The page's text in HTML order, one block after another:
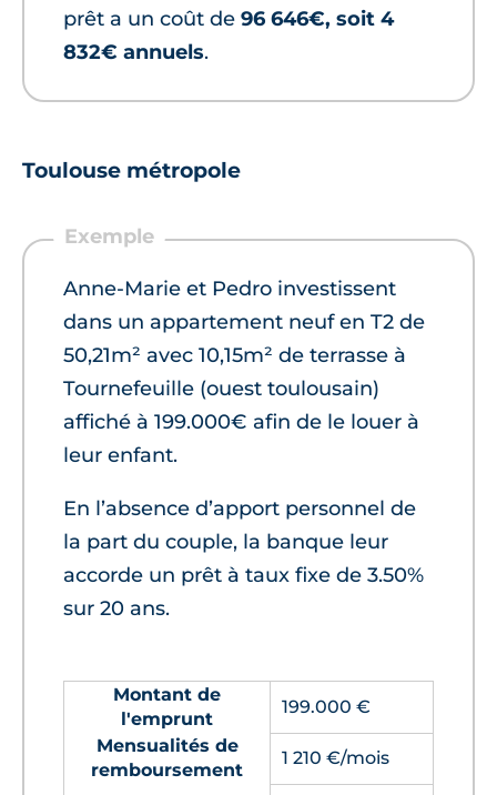
prêt a un coût de 96 646€, soit 4
832€ annuels.
Toulouse métropole
Anne-Marie et Pedro investissent
dans un appartement neuf en T2 de
50,21m² avec 10,15m² de terrasse à
Tournefeuille (ouest toulousain)
affiché à 199.000€ afin de le louer à
leur enfant.
En l’absence d’apport personnel de
la part du couple, la banque leur
accorde un prêt à taux fixe de 3.50%
sur 20 ans.
Montant de
l'emprunt
199.000 €
Mensualités de
remboursement
1 210 €/mois